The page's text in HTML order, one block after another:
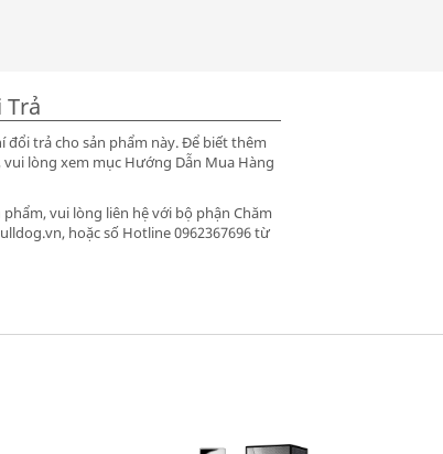
Trả
đổi trả cho sản phẩm này. Để biết thêm
lòng xem mục Hướng Dẫn Mua Hàng
phẩm, vui lòng liên hệ với bộ phận Chăm
hoặc số Hotline 0962367696 từ